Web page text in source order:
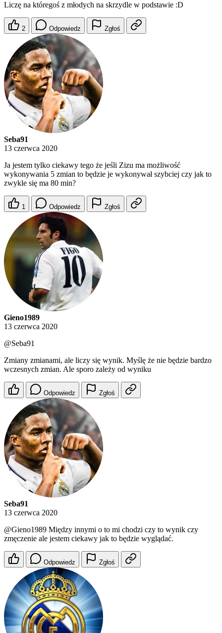
Liczę na któregoś z młodych na skrzydle w podstawie :D
2 Odpowiedz Zgłoś
Seba91
13 czerwca 2020
Ja jestem tylko ciekawy tego że jeśli Zizu ma możliwość
wykonywania 5 zmian to będzie je wykonywał szybciej czy jak to
zwykle się ma 80 min?
1 Odpowiedz Zgłoś
Gieno1989
13 czerwca 2020
@Seba91
Zmiany zmianami, ale liczy się wynik. Myślę że nie będzie bardzo
wczesnych zmian. Ale sporo zależy od wyniku
Odpowiedz Zgłoś
Seba91
13 czerwca 2020
@Gieno1989 Między innymi o to mi chodzi czy to wynik czy
zmęczenie ale jestem ciekawy jak to będzie wyglądać.
Odpowiedz Zgłoś